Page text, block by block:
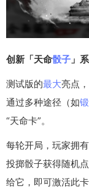
创新「天命骰子 」
测试版的最大亮点
通过多种途径（如
“天命卡”。
每轮开局，玩家拥
投掷骰子获得随机
给它，即可激活此